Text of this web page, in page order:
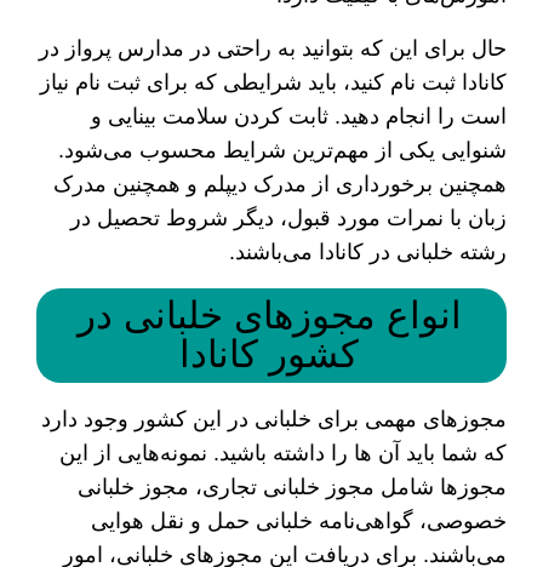
حال برای این که بتوانید به راحتی در مدارس پرواز در
کانادا ثبت نام کنید، باید شرایطی که برای ثبت نام نیاز
است را انجام دهید. ثابت کردن سلامت بینایی و
شنوایی یکی از مهم‌ترین شرایط‌ محسوب می‌شود.
همچنین برخورداری از مدرک دیپلم و همچنین مدرک
زبان با نمرات مورد قبول، دیگر شروط تحصیل در
رشته خلبانی در کانادا می‌باشند.
انواع مجوزهای خلبانی در
کشور کانادا
مجوزهای مهمی برای خلبانی در این کشور وجود دارد
که شما باید آن ‌ها را داشته باشید. نمونه‌هایی از این
مجوزها شامل مجوز خلبانی تجاری، مجوز خلبانی
خصوصی، گواهی‌نامه خلبانی حمل و نقل هوایی
می‌باشند. برای دریافت این مجوزهای خلبانی، امور